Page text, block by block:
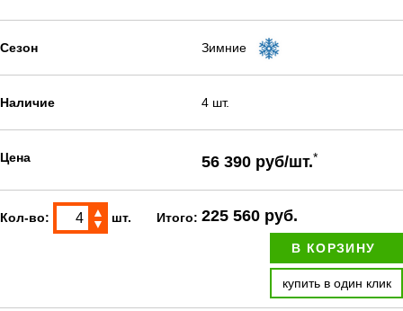
Сезон Зимние
Наличие 4 шт.
Цена 56 390 руб/шт.*
Кол-во:
▲
▼
шт. Итого: 225 560 руб.
В КОРЗИНУ
купить в один клик